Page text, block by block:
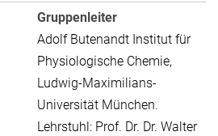
Gruppenleiter
Adolf Butenandt Institut für
Physiologische Chemie,
Ludwig-Maximilians-
Universität München.
Lehrstuhl: Prof. Dr. Dr. Walter